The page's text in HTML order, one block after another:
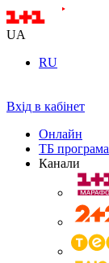
UA
RU
Вхід в кабінет
Онлайн
ТБ програма
Канали